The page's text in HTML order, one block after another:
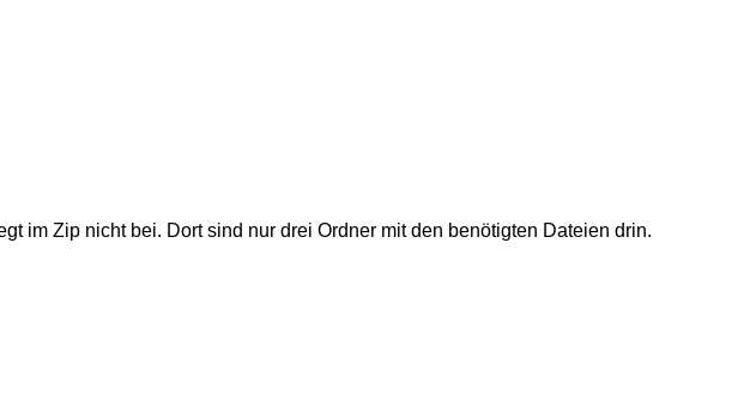
im Zip nicht bei. Dort sind nur drei Ordner mit den benötigten Dateien drin.